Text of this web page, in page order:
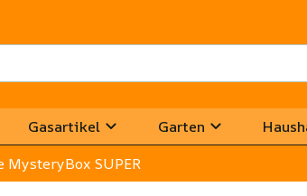
Gasartikel Garten
SUPER